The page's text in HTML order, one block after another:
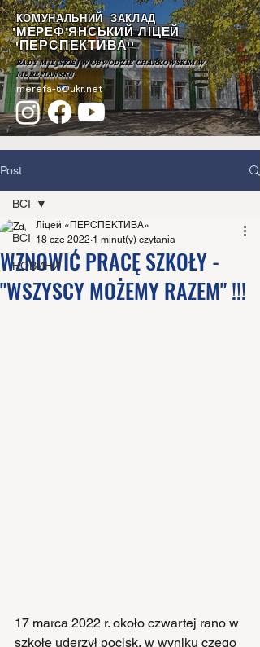
КОМУНАЛЬНИЙ ЗАКЛАД
"МЕРЕФ'ЯНСЬКИЙ ЛІЦЕЙ
"ПЕРСПЕКТИВА""
RADY MIEJSKIEJ W OBWODZIE CHARKOWSKIM W
MEREFIANSKU
merefa-6@ukr.net
Post
ВСІ
НОВИНИ
ВСІ
WZNOWIĆ PRACĘ SZKOŁY -
"WSZYSCY MOŻEMY RAZEM" !!!
Ліцей «ПЕРСПЕКТИВА»
18 cze 2022 1 minut(y) czytania
17 marca 2022 r. około czwartej rano w
szkołę uderzył pocisk, w wyniku czego